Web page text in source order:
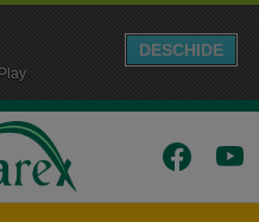
DESCHIDE